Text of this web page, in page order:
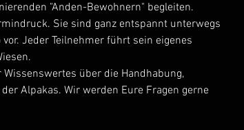
"Anden-Bewohnern" begleiten.
Sie sind ganz entspannt unterwegs
Jeder Teilnehmer führt sein eigenes
über die Handhabung,
Alpakas. Wir werden Eure Fragen gerne